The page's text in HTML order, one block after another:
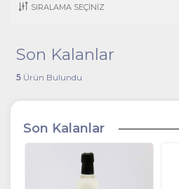
Son Kalanlar
5Ürün Bulundu
Son Kalanlar